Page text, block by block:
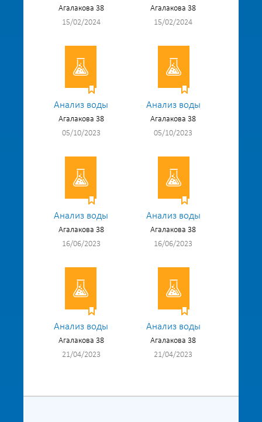
Агалакова 38
15/02/2024
Агалакова 38
15/02/2024
Анализ воды
Агалакова 38
05/10/2023
Анализ воды
Агалакова 38
05/10/2023
Анализ воды
Агалакова 38
16/06/2023
Анализ воды
Агалакова 38
16/06/2023
Анализ воды
Агалакова 38
21/04/2023
Анализ воды
Агалакова 38
21/04/2023